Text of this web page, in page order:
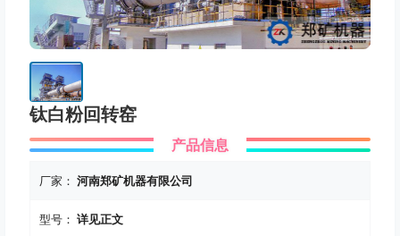
钛白粉回转窑
产品信息
厂家： 河南郑矿机器有限公司
型号： 详见正文